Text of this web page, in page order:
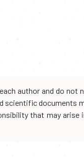
author and do
documents
that may arise